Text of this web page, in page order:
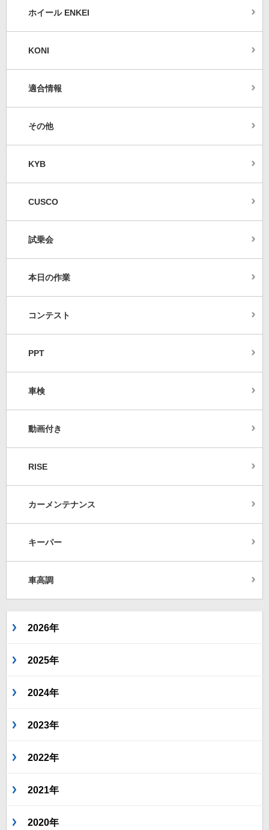
ホイール ENKEI
KONI
適合情報
その他
KYB
CUSCO
試乗会
本日の作業
コンテスト
PPT
車検
動画付き
RISE
カーメンテナンス
キーパー
車高調
2026年
2025年
2024年
2023年
2022年
2021年
2020年